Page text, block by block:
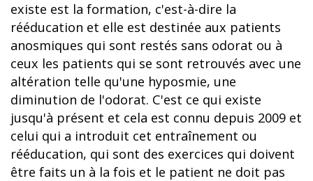
existe est la formation, c'est-à-dire la
rééducation et elle est destinée aux patients
anosmiques qui sont restés sans odorat ou à
ceux les patients qui se sont retrouvés avec une
altération telle qu'une hyposmie, une
diminution de l'odorat. C'est ce qui existe
jusqu'à présent et cela est connu depuis 2009 et
celui qui a introduit cet entraînement ou
rééducation, qui sont des exercices qui doivent
être faits un à la fois et le patient ne doit pas